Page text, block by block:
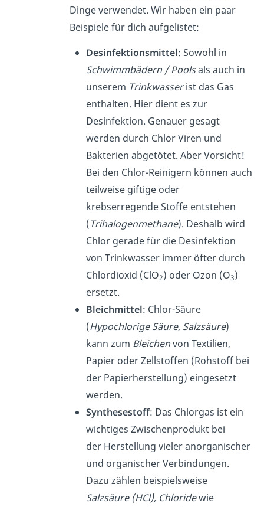
Dinge verwendet. Wir haben ein paar
Beispiele für dich aufgelistet:
Desinfektionsmittel: Sowohl in
Schwimmbädern / Poolsals auch in
unserem Trinkwasserist das Gas
enthalten. Hier dient es zur
Desinfektion. Genauer gesagt
werden durch Chlor Viren und
Bakterien abgetötet. Aber Vorsicht!
Bei den Chlor-Reinigern können auch
teilweise giftige oder
krebserregende Stoffe entstehen
(Trihalogenmethane). Deshalb wird
Chlor gerade für die Desinfektion
von Trinkwasser immer öfter durch
Chlordioxid (ClO2) oder Ozon (O3)
ersetzt.
Bleichmittel: Chlor-Säure
(Hypochlorige Säure, Salzsäure)
kann zum Bleichenvon Textilien,
Papier oder Zellstoffen (Rohstoff bei
der Papierherstellung) eingesetzt
werden.
Synthesestoff: Das Chlorgas ist ein
wichtiges Zwischenprodukt bei
der Herstellung vieler anorganischer
und organischer Verbindungen.
Dazu zählen beispielsweise
Salzsäure (HCl), Chloridewie